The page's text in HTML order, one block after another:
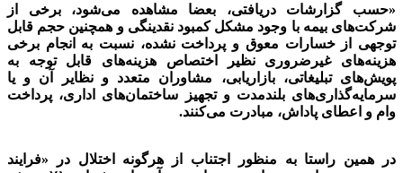
«حسب گزارشات دریافتی، بعضا مشاهده می‌شود، برخی از
شرکت‌های بیمه با وجود مشکل کمبود نقدینگی و همچنین حجم قابل
توجهی از خسارات معوق و پرداخت نشده، نسبت به انجام برخی
هزینه‌های غیرضروری نظیر اختصاص هزینه‌های قابل توجه به
پویش‌های تبلیغاتی، بازاریابی، مشاوران متعدد و نظایر آن و یا
سرمایه‌گذاری‌های بلندمدت و تجهیز ساختمان‌های اداری، پرداخت
وام و اعطای پاداش، مبادرت می‌کنند.
در همین راستا به منظور اجتناب از هرگونه اختلال در «فرایند